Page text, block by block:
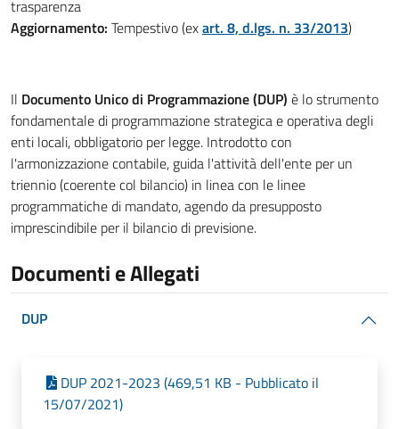
trasparenza
Aggiornamento: Tempestivo (exart. 8, d.lgs. n. 33/2013)
Il Documento Unico di Programmazione (DUP) è lo strumento
fondamentale di programmazione strategica e operativa degli
enti locali, obbligatorio per legge. Introdotto con
l'armonizzazione contabile, guida l'attività dell'ente per un
triennio (coerente col bilancio) in linea con le linee
programmatiche di mandato, agendo da presupposto
imprescindibile per il bilancio di previsione.
Documenti e Allegati
DUP
DUP 2021-2023 (469,51 KB - Pubblicato il
15/07/2021)